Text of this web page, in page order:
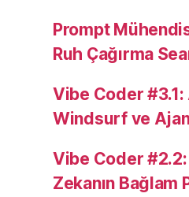
Prompt
Ruh Çağırma
Vibe Coder #3.1:
Windsurf ve
Vibe Coder #2.2:
Zekanın Bağlam